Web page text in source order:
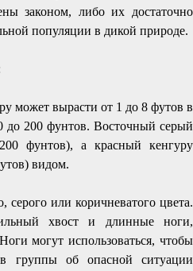
законом, либо их достаточно
популяции в дикой природе.
может вырасти от 1 до 8 футов в
до 200 фунтов. Восточный серый
фунтов), а красный кенгуру
видом.
серого или коричневатого цвета.
хвост и длинные ноги,
могут использоваться, чтобы
группы об опасной ситуации